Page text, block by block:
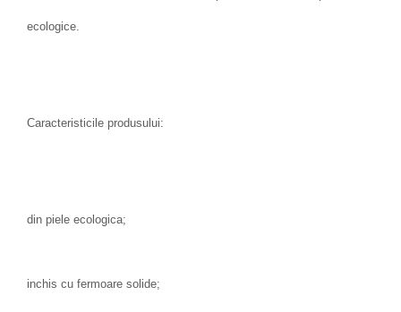
ecologice.
Caracteristicile produsului:
din piele ecologica;
inchis cu fermoare solide;